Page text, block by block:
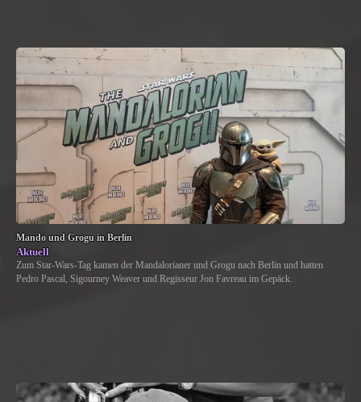
Mando und Grogu in Berlin
Aktuell
Zum Star-Wars-Tag kamen der Mandalorianer und Grogu nach Berlin und hatten
Pedro Pascal, Sigourney Weaver und Regisseur Jon Favreau im Gepäck.